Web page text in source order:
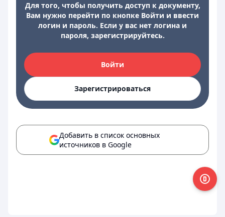
Для того, чтобы получить доступ к документу,
Вам нужно перейти по кнопке Войти и ввести
логин и пароль. Если у вас нет логина и
пароля, зарегистрируйтесь.
Войти
Зарегистрироваться
Добавить в список основных
источников в Google